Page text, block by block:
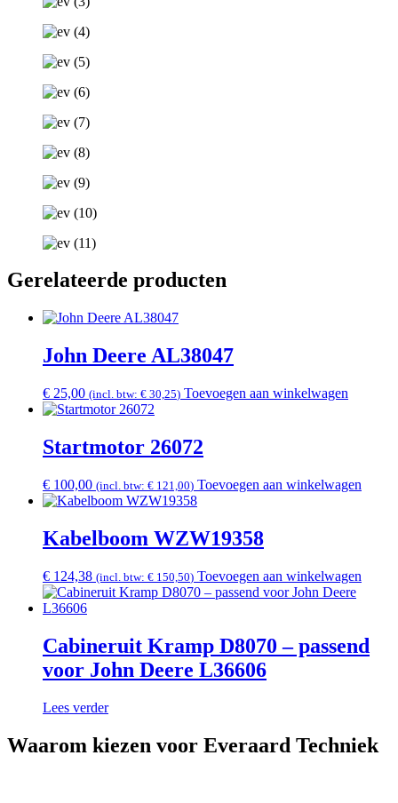
Gerelateerde producten
John Deere AL38047
€ 25,00 (incl. btw: € 30,25) Toevoegen aan winkelwagen
Startmotor 26072
€ 100,00 (incl. btw: € 121,00) Toevoegen aan winkelwagen
Kabelboom WZW19358
€ 124,38 (incl. btw: € 150,50) Toevoegen aan winkelwagen
Cabineruit Kramp D8070 – passend
voor John Deere L36606
Lees verder
Waarom kiezen voor Everaard Techniek